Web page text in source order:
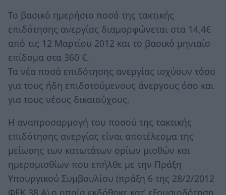
Το βασικό ημερήσιο ποσό της τακτικής
επιδότησης ανεργίας διαμορφώνεται στα 14,4€
από τις 12 Μαρτίου 2012 και το βασικό μηνιαίο
επίδομα στα 360 €.
Τα νέα ποσά επιδότησης ανεργίας ισχύουν τόσο
για τους ήδη επιδοτούμενους άνεργους όσο και
για τους νέους δικαιούχους.
Η αναπροσαρμογή του ποσού της τακτικής
επιδότησης ανεργίας είναι αποτέλεσμα της
μείωσης των κατωτάτων ορίων μισθών και
ημερομισθίων που επήλθε με την Πράξη
Υπουργικού Συμβουλίου (πράξη 6 της 28/2/2012